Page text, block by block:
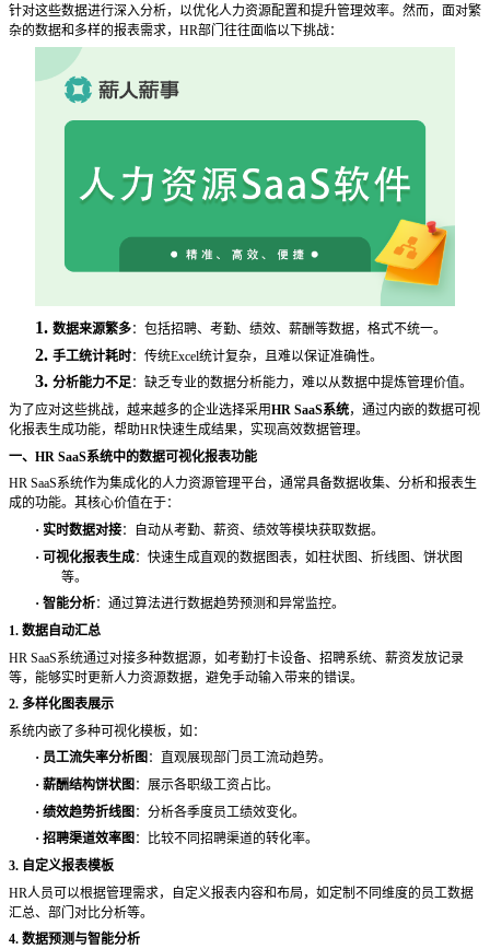
针对这些数据进行深入分析，以优化人力资源配置和提升管理效率。然而，面对繁
杂的数据和多样的报表需求，HR部门往往面临以下挑战：
1. 数据来源繁多：包括招聘、考勤、绩效、薪酬等数据，格式不统一。
2. 手工统计耗时：传统Excel统计复杂，且难以保证准确性。
3. 分析能力不足：缺乏专业的数据分析能力，难以从数据中提炼管理价值。
为了应对这些挑战，越来越多的企业选择采用HR SaaS系统，通过内嵌的数据可视
化报表生成功能，帮助HR快速生成结果，实现高效数据管理。
一、 HR SaaS系统中的数据可视化报表功能
HR SaaS系统作为集成化的人力资源管理平台，通常具备数据收集、分析和报表生
成的功能。其核心价值在于：
· 实时数据对接：自动从考勤、薪资、绩效等模块获取数据。
· 可视化报表生成：快速生成直观的数据图表，如柱状图、折线图、饼状图
等。
· 智能分析：通过算法进行数据趋势预测和异常监控。
1. 数据自动汇总
HR SaaS系统通过对接多种数据源，如考勤打卡设备、招聘系统、薪资发放记录
等，能够实时更新人力资源数据，避免手动输入带来的错误。
2. 多样化图表展示
系统内嵌了多种可视化模板，如：
· 员工流失率分析图 ：直观展现部门员工流动趋势。
· 薪酬结构饼状图 ：展示各职级工资占比。
· 绩效趋势折线图 ：分析各季度员工绩效变化。
· 招聘渠道效率图 ：比较不同招聘渠道的转化率。
3. 自定义报表模板
HR人员可以根据管理需求，自定义报表内容和布局，如定制不同维度的员工数据
汇总、部门对比分析等。
4. 数据预测与智能分析